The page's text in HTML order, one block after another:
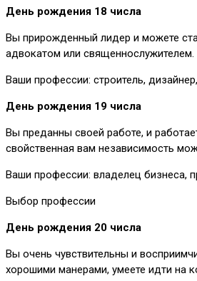
День рождения 18 числа
Вы прирожденный лидер и можете
адвокатом или
Ваши профессии: строитель,
День рождения 19 числа
Вы преданны своей работе, и
свойственная вам независимость
Ваши профессии: владелец бизнеса,
Выбор профессии
День рождения 20 числа
Вы очень чувствительны и
хорошими манерами, умеете идти на